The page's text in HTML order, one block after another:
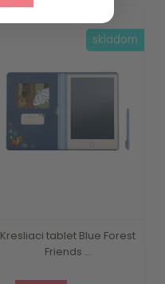
Kresliaci tablet Blue Forest
Friends ...
skladom